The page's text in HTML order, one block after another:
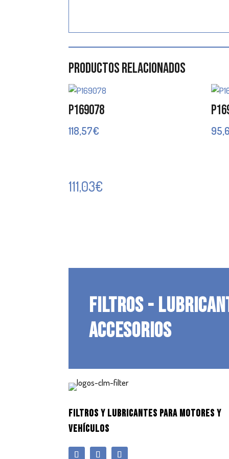
Productos relacionados
P169078
118,57€
111,03€
FILTROS -
ACCESORIOS
FILTROS Y LUBRICANTES PARA MOTORES Y
VEHÍCULOS